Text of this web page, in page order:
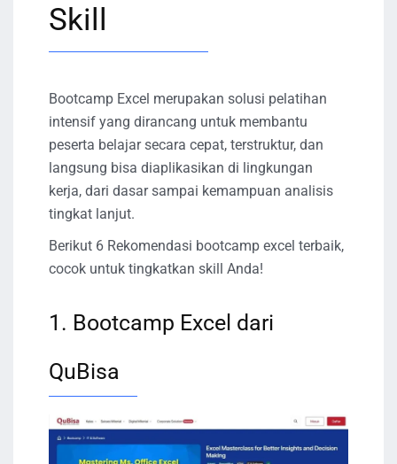
Skill
Bootcamp Excel merupakan solusi pelatihan
intensif yang dirancang untuk membantu
peserta belajar secara cepat, terstruktur, dan
langsung bisa diaplikasikan di lingkungan
kerja, dari dasar sampai kemampuan analisis
tingkat lanjut.
Berikut 6 Rekomendasi bootcamp excel terbaik,
cocok untuk tingkatkan skill Anda!
1. Bootcamp Excel dari
QuBisa